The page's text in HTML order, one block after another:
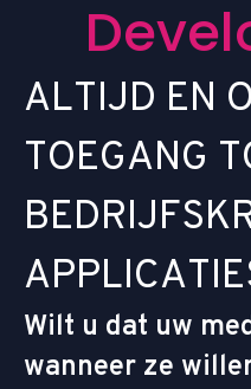
Devel
ALTIJD EN O
TOEGANG T
BEDRIJFSK
APPLICATIE
Wilt u dat uw
wanneer ze